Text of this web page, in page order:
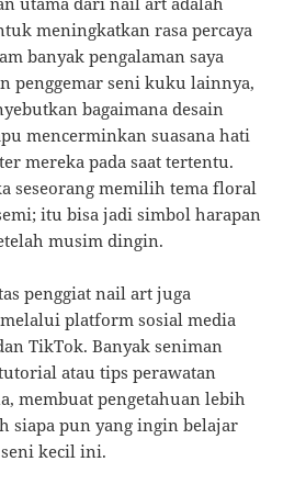
meningkatkan rasa percaya
banyak pengalaman saya
penggemar seni kuku lainnya,
bagaimana desain
mencerminkan suasana hati
mereka pada saat tertentu.
seseorang memilih tema floral
itu bisa jadi simbol harapan
musim dingin.
penggiat nail art juga
platform sosial media
TikTok. Banyak seniman
atau tips perawatan
membuat pengetahuan lebih
siapa pun yang ingin belajar
kecil ini.